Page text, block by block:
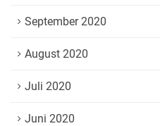
September 2020
August 2020
Juli 2020
Juni 2020